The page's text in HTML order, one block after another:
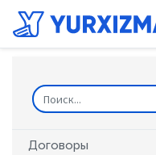
Договоры